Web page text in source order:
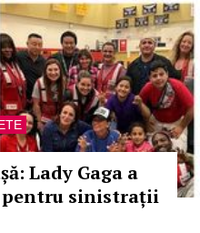
Lady Gaga a
pentru sinistrații